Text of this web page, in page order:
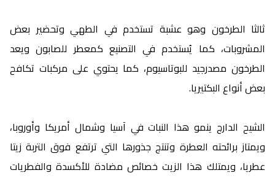
ثالثا الطرخون وهو عشبة تستخدم في الطهي وتحضير بعض
المشروبات، كما يُستخدم في التصنيع كمعطر للصابون ويعد
الطرخون مصدرجيد للبوتاسيوم، كما يحتوي على مركبات تكافح
بعض أنواع البكتيريا.
الشيح الدارج ينمو هذا النبات في آسيا وشمال أمريكا وأوروبا،
ويمتاز برائحته العطرة وتنتج جذورها التي ترتفع فوق التربة زيتا
عطريا، ويمتلك هذا الزيت خصائص مضادة للأكسدة والفطريات